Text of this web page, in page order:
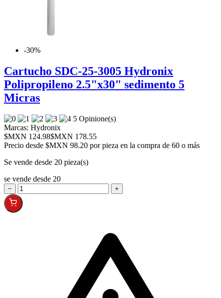
-30%
Cartucho SDC-25-3005 Hydronix
Polipropileno 2.5"x30" sedimento 5
Micras
5 Opinione(s)
Marcas: Hydronix
$MXN 124.98$MXN 178.55
Precio desde $MXN 98.20 por pieza en la compra de 60 o más
Se vende desde 20 pieza(s)
se vende desde 20
− +